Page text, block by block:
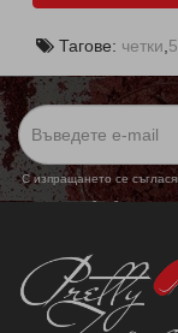
Тагове: четки 5
С изпращането се
обработка на